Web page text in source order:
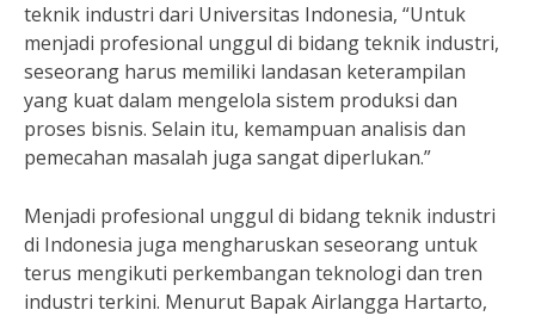
teknik industri dari Universitas Indonesia, “Untuk
menjadi profesional unggul di bidang teknik industri,
seseorang harus memiliki landasan keterampilan
yang kuat dalam mengelola sistem produksi dan
proses bisnis. Selain itu, kemampuan analisis dan
pemecahan masalah juga sangat diperlukan.”
Menjadi profesional unggul di bidang teknik industri
di Indonesia juga mengharuskan seseorang untuk
terus mengikuti perkembangan teknologi dan tren
industri terkini. Menurut Bapak Airlangga Hartarto,